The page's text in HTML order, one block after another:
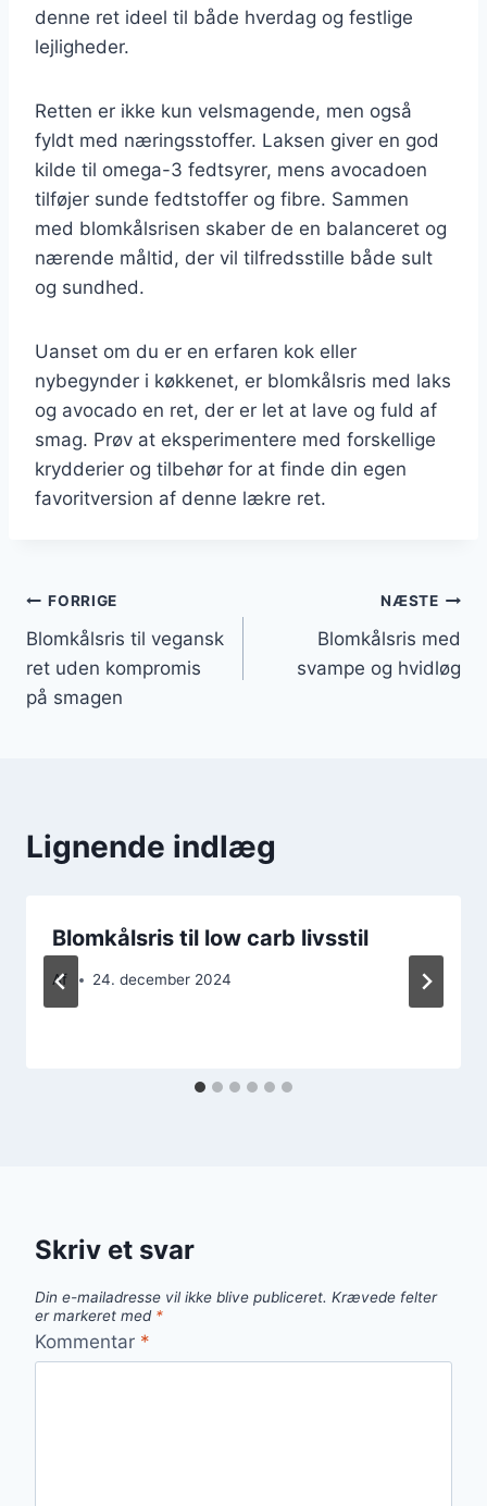
denne ret ideel til både hverdag og festlige
lejligheder.
Retten er ikke kun velsmagende, men også
fyldt med næringsstoffer. Laksen giver en god
kilde til omega-3 fedtsyrer, mens avocadoen
tilføjer sunde fedtstoffer og fibre. Sammen
med blomkålsrisen skaber de en balanceret og
nærende måltid, der vil tilfredsstille både sult
og sundhed.
Uanset om du er en erfaren kok eller
nybegynder i køkkenet, er blomkålsris med laks
og avocado en ret, der er let at lave og fuld af
smag. Prøv at eksperimentere med forskellige
krydderier og tilbehør for at finde din egen
favoritversion af denne lækre ret.
Indlægsnavigation
FORRIGE
Blomkålsris til vegansk
ret uden kompromis
på smagen
NÆSTE
Blomkålsris med
svampe og hvidløg
Lignende indlæg
Blomkålsris til low carb livsstil
Af 24. december 2024
Skriv et svar
Din e-mailadresse vil ikke blive publiceret. Krævede felter
er markeret med *
Kommentar *